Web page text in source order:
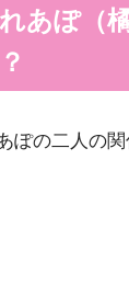
あぽ（
ぽの二人の